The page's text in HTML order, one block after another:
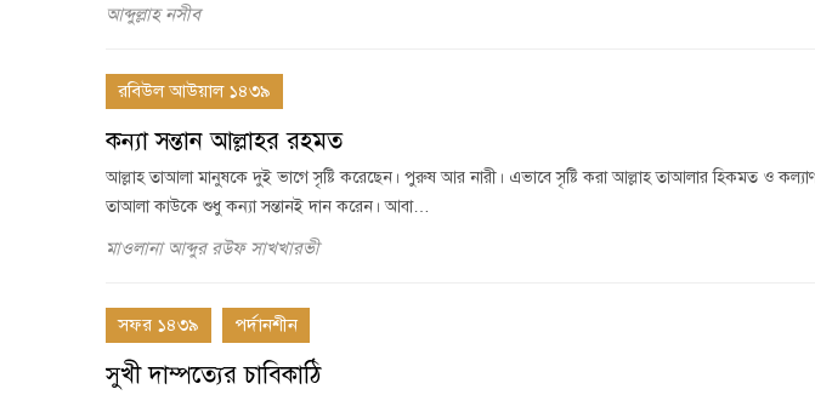
আব্দুল্লাহ নসীব
রবিউল আউয়াল ১৪৩৯
কন্যা সন্তান আল্লাহর রহমত
আল্লাহ তাআলা মানুষকে দুই ভাগে সৃষ্টি করেছেন। পুরুষ আর নারী। এভাবে সৃষ্টি করা আল্লাহ তাআলার হিকমত ও
তাআলা কাউকে শুধু কন্যা সন্তানই দান করেন। আবা…
মাওলানা আব্দুর রউফ সাখখারভী
সফর ১৪৩৯ পর্দানশীন
সুখী দাম্পত্যের চাবিকাঠি